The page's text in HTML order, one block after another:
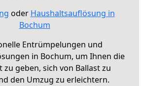
oder Haushaltsauflösung in
Bochum
Entrümpelungen und
in Bochum, um Ihnen die
zu geben, sich von Ballast zu
den Umzug zu erleichtern.